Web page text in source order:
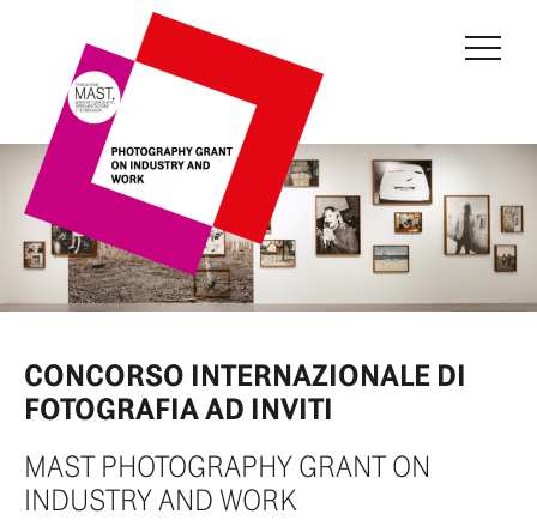
GIURIA
EDIZIONE IN CORSO
EDIZIONI PRECEDENTI
FONDAZIONE MAST
INFO E CONTATTI
AREA RISERVATA
CONCORSO INTERNAZIONALE DI
FOTOGRAFIA AD INVITI
MAST PHOTOGRAPHY GRANT ON
INDUSTRY AND WORK